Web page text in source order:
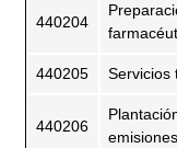
440204
440205 Servicios
440206